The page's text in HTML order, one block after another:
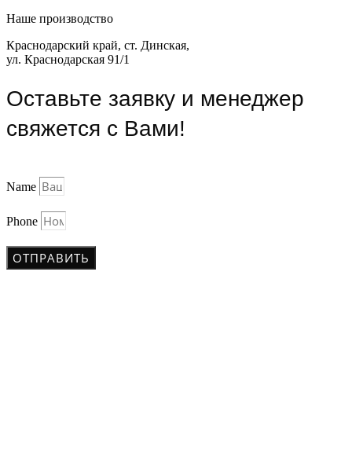
Наше производство
Краснодарский край, ст. Динская,
ул. Краснодарская 91/1
Оставьте заявку и менеджер
свяжется с Вами!
Name
Phone
ОТПРАВИТЬ